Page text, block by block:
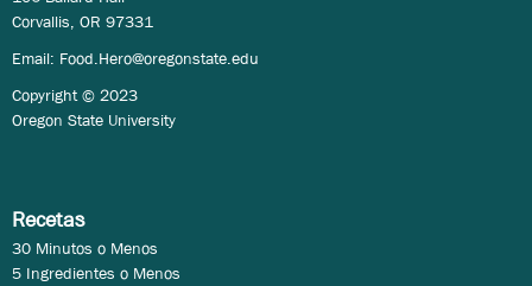
Corvallis, OR 97331
Email: Food.Hero@oregonstate.edu
Copyright © 2023
Oregon State University
Recetas
30 Minutos o Menos
5 Ingredientes o Menos